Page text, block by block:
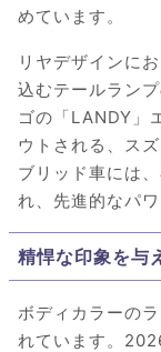
めています。
リヤデザインに
込むテールラン
ゴの「LANDY」
ウトされる、ス
ブリッド車には
れ、先進的なパ
精悍な印象を与
ボディカラーの
れています。